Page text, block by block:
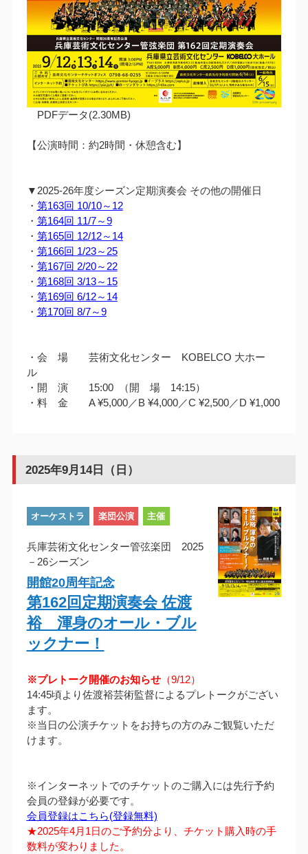
PDFデータ(2.30MB)
【公演時間：約2時間・休憩含む】
▼2025-26年度シーズン定期演奏会 その他の開催日
・ 第163回 10/10～12
・ 第164回 11/7～9
・ 第165回 12/12～14
・ 第166回 1/23～25
・ 第167回 2/20～22
・ 第168回 3/13～15
・ 第169回 6/12～14
・ 第170回 8/7～9
・会 場 芸術文化センター KOBELCO 大ホー
ル
・開 演 15:00 （開 場 14:15）
・料 金 A ¥5,000／B ¥4,000／C ¥2,500／D ¥1,000
2025年9月14日（日）
オーケストラ 楽団公演 主催
兵庫芸術文化センター管弦楽団 2025
－26シーズン
開館20周年記念
第162回定期演奏会 佐渡
裕 渾身のオール・ブル
ックナー！
※プレトーク開催のお知らせ（9/12）
14:45頃より佐渡裕芸術監督によるプレトークがござい
ます。
※当日の公演チケットをお持ちの方のみご観覧いただ
けます。
※インターネットでのチケットのご購入には先行予約
会員の登録が必要です。
会員登録はこちら(登録無料)
★2025年4月1日のご予約分より、チケット購入時の手
数料が変わりました。